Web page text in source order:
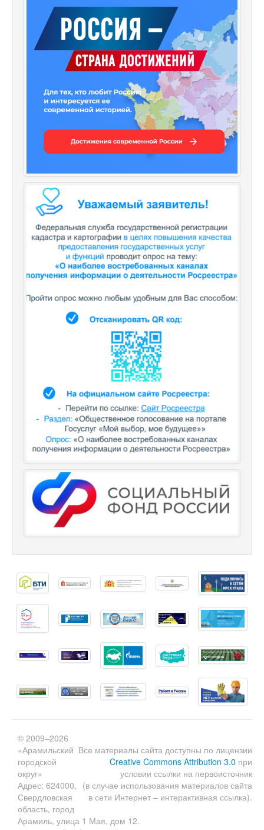
Все материалы сайта доступны по лицензии
Creative Commons Attribution 3.0 при
условии ссылки на первоисточник
(в случае использования материалов сайта
в сети Интернет – интерактивная ссылка).
© 2009–2026
«Арамильский
городской
округ»
Адрес: 624000,
Свердловская
область, город
Арамиль, улица 1 Мая, дом 12.